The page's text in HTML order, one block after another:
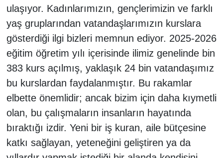
ulaşıyor. Kadınlarımızın, gençlerimizin ve farklı
yaş gruplarından vatandaşlarımızın kurslara
gösterdiği ilgi bizleri memnun ediyor. 2025-2026
eğitim öğretim yılı içerisinde ilimiz genelinde bin
383 kurs açılmış, yaklaşık 24 bin vatandaşımız
bu kurslardan faydalanmıştır. Bu rakamlar
elbette önemlidir; ancak bizim için daha kıymetli
olan, bu çalışmaların insanların hayatında
bıraktığı izdir. Yeni bir iş kuran, aile bütçesine
katkı sağlayan, yeteneğini geliştiren ya da